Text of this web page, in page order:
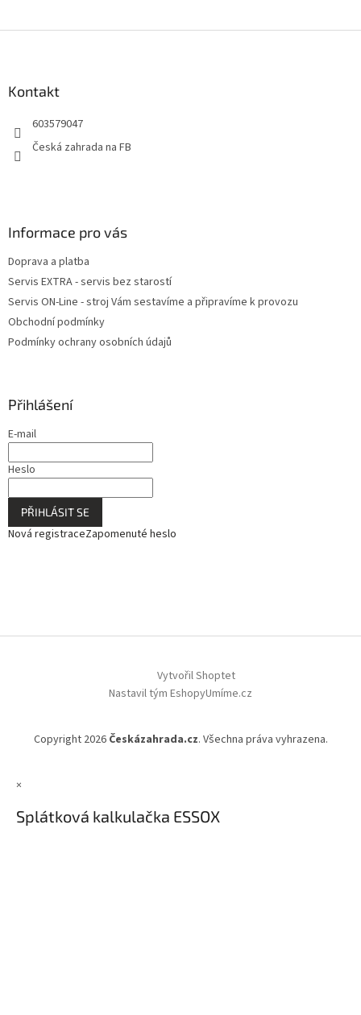
Kontakt
603579047
Česká zahrada na FB
Informace pro vás
Doprava a platba
Servis EXTRA - servis bez starostí
Servis ON-Line - stroj Vám sestavíme a připravíme k provozu
Obchodní podmínky
Podmínky ochrany osobních údajů
Přihlášení
E-mail
Heslo
PŘIHLÁSIT SE
Nová registraceZapomenuté heslo
Vytvořil Shoptet
Nastavil tým EshopyUmíme.cz
Copyright 2026 Českázahrada.cz. Všechna práva vyhrazena.
×
Splátková kalkulačka ESSOX